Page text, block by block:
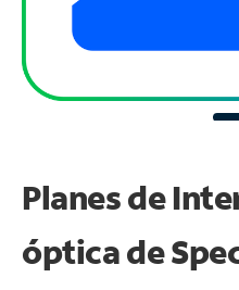
Planes de
óptica de